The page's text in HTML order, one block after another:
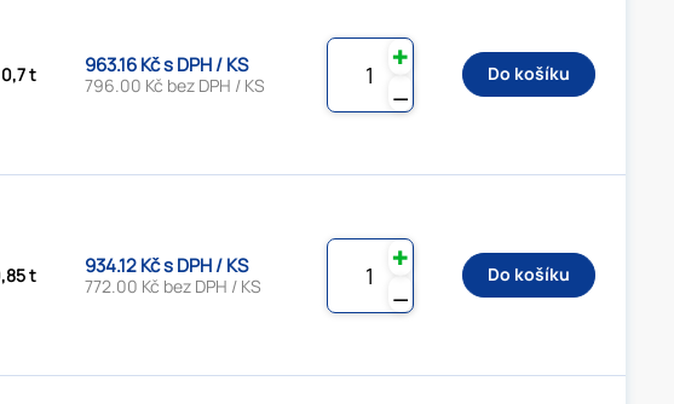
t 963.16 Kč s DPH / KS
796.00 Kč bez DPH / KS ⚊
✚
Do košíku
t 934.12 Kč s DPH / KS
772.00 Kč bez DPH / KS ⚊
✚
Do košíku